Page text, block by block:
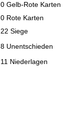
0Gelb-Rote Karten
0Rote Karten
22 Siege
8 Unentschieden
11 Niederlagen